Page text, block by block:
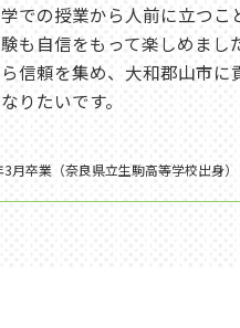
での授業から人前に立つこ
も自信をもって楽しめまし
信頼を集め、大和郡山市に
りたいです。
月卒業（奈良県立生駒高等学校出身）